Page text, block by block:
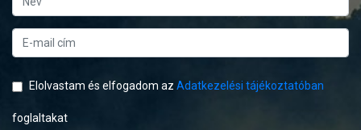
Elolvastam és elfogadom az Adatkezelési tájékoztatóban
foglaltakat